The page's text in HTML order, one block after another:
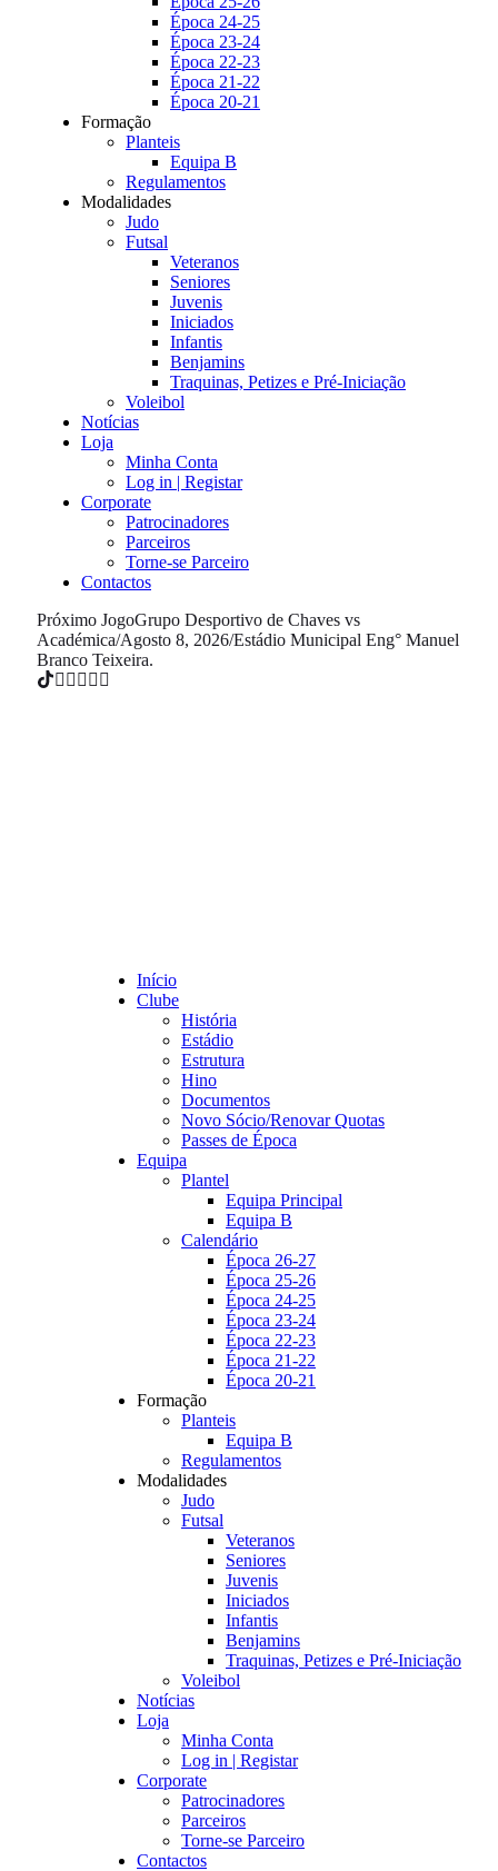
Época 24-25
Época 23-24
Época 22-23
Época 21-22
Época 20-21
Formação
Planteis
Equipa B
Regulamentos
Modalidades
Judo
Futsal
Veteranos
Seniores
Juvenis
Iniciados
Infantis
Benjamins
Traquinas, Petizes e Pré-Iniciação
Voleibol
Notícias
Loja
Minha Conta
Log in | Registar
Corporate
Patrocinadores
Parceiros
Torne-se Parceiro
Contactos
Próximo JogoGrupo Desportivo de Chaves vs
Académica/Agosto 8, 2026/Estádio Municipal Eng° Manuel
Branco Teixeira.
Início
Clube
História
Estádio
Estrutura
Hino
Documentos
Novo Sócio/Renovar Quotas
Passes de Época
Equipa
Plantel
Equipa Principal
Equipa B
Calendário
Época 26-27
Época 25-26
Época 24-25
Época 23-24
Época 22-23
Época 21-22
Época 20-21
Formação
Planteis
Equipa B
Regulamentos
Modalidades
Judo
Futsal
Veteranos
Seniores
Juvenis
Iniciados
Infantis
Benjamins
Traquinas, Petizes e Pré-Iniciação
Voleibol
Notícias
Loja
Minha Conta
Log in | Registar
Corporate
Patrocinadores
Parceiros
Torne-se Parceiro
Contactos